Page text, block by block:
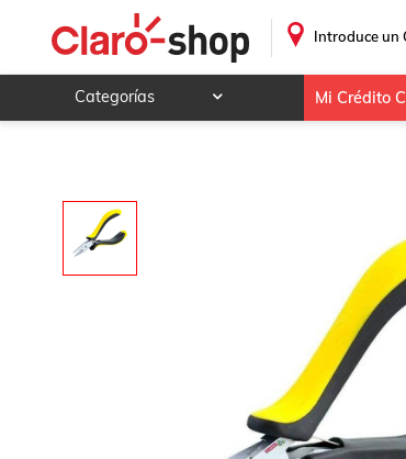
Introduce un
Categorías
Hogar y jardín
Deportes y ocio
Salud, belleza y cuidado personal
Mi Crédito
Mini Pinza de uso Industrial MXMIG-001-16